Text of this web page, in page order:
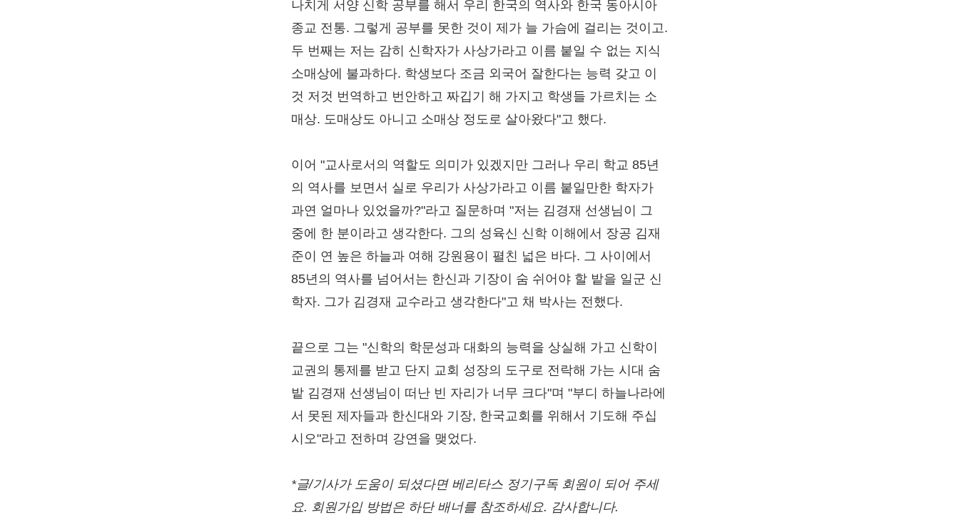
나치게 서양 신학 공부를 해서 우리 한국의 역사와 한국 동아시아
종교 전통. 그렇게 공부를 못한 것이 제가 늘 가슴에 걸리는 것이고.
두 번째는 저는 감히 신학자가 사상가라고 이름 붙일 수 없는 지식
소매상에 불과하다. 학생보다 조금 외국어 잘한다는 능력 갖고 이
것 저것 번역하고 번안하고 짜깁기 해 가지고 학생들 가르치는 소
매상. 도매상도 아니고 소매상 정도로 살아왔다"고 했다.
이어 "교사로서의 역할도 의미가 있겠지만 그러나 우리 학교 85년
의 역사를 보면서 실로 우리가 사상가라고 이름 붙일만한 학자가
과연 얼마나 있었을까?"라고 질문하며 "저는 김경재 선생님이 그
중에 한 분이라고 생각한다. 그의 성육신 신학 이해에서 장공 김재
준이 연 높은 하늘과 여해 강원용이 펼친 넓은 바다. 그 사이에서
85년의 역사를 넘어서는 한신과 기장이 숨 쉬어야 할 밭을 일군 신
학자. 그가 김경재 교수라고 생각한다"고 채 박사는 전했다.
끝으로 그는 "신학의 학문성과 대화의 능력을 상실해 가고 신학이
교권의 통제를 받고 단지 교회 성장의 도구로 전락해 가는 시대 숨
밭 김경재 선생님이 떠난 빈 자리가 너무 크다"며 "부디 하늘나라에
서 못된 제자들과 한신대와 기장, 한국교회를 위해서 기도해 주십
시오"라고 전하며 강연을 맺었다.
*글/기사가 도움이 되셨다면 베리타스 정기구독 회원이 되어 주세
요. 회원가입 방법은 하단 배너를 참조하세요. 감사합니다.